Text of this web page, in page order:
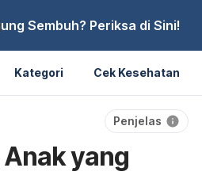
Sembuh? Periksa di Sini!
Kategori Cek Kesehatan
Penjelas
Anak yang